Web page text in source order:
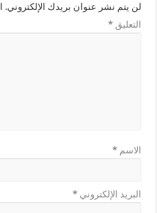
لن يتم نشر عنوان بريدك الإلكتروني.
التعليق*
الاسم*
البريد الإلكتروني*